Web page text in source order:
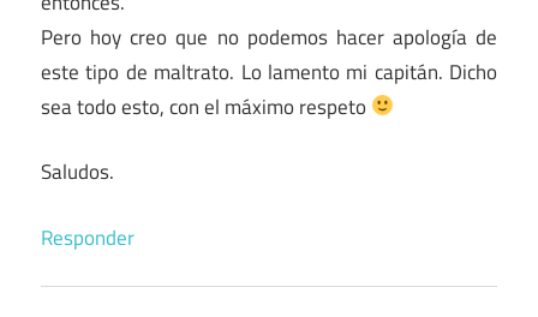
Pero hoy creo que no podemos hacer apología de
este tipo de maltrato. Lo lamento mi capitán. Dicho
sea todo esto, con el máximo respeto
Saludos.
Responder